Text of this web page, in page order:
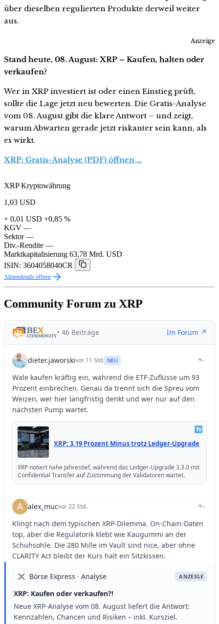
über dieselben regulierten Produkte derweil weiter
aus.
Anzeige
Stand heute, 08. August: XRP – Kaufen, halten oder
verkaufen?
Wer in XRP investiert ist oder einen Einstieg prüft,
sollte die Lage jetzt neu bewerten. Die Gratis-Analyse
vom 08. August gibt die klare Antwort – und zeigt,
warum Abwarten gerade jetzt riskanter sein kann, als
es wirkt.
XRP: Gratis-Analyse (PDF) öffnen …
XRP Kryptowährung
1,03 USD
+ 0,01 USD +0,85 %
KGV —
Sektor —
Div.-Rendite —
Marktkapitalisierung 63,78 Mrd. USD
ISIN: 3604058040CR
Aktiendetails öffnen
Community Forum zu XRP